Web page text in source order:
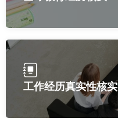
工作经历真实性核实